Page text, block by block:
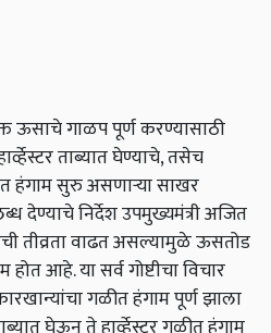
ऊसाचे गाळप पूर्ण करण्यासाठी
ताब्यात घेण्याचे, तसेच
हंगाम सुरु असणाऱ्या साखर
देण्याचे निर्देश उपमुख्यमंत्री अजित
तीव्रता वाढत असल्यामुळे ऊसतोड
आहे. या सर्व गोष्टीचा विचार
गळीत हंगाम पूर्ण झाला